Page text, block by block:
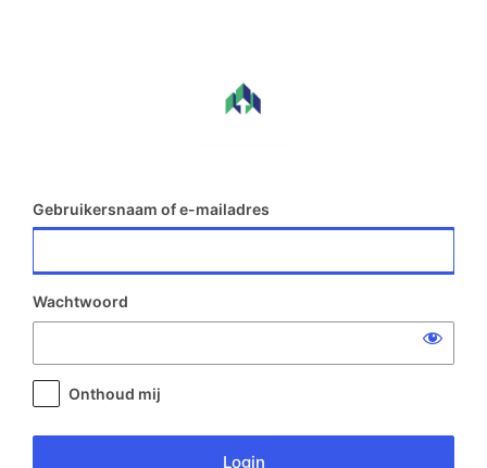
Gebruikersnaam of e-mailadres
Wachtwoord
Onthoud mij